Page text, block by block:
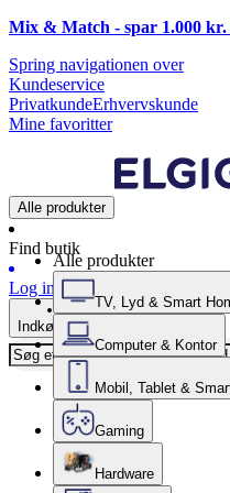
Mix & Match - spar 1.000
Spring navigationen over
Kundeservice
PrivatkundeErhvervskunde
Mine favoritter
Alle produkter
Find butik
Log ind
Indkøbskurv
Alle produkter
TV, Lyd & Smart
Computer & Kontor
Mobil, Tablet &
Gaming
Hardware